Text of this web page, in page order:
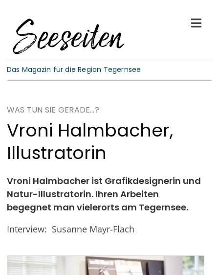
content
See-Leben
Gespräche
E-Paper
ABO
Das Magazin für die Region Tegernsee
WAS TUN SIE GERADE…?
Vroni Halmbacher,
Illustratorin
Vroni Halmbacher ist Grafikdesignerin und
Natur-Illustratorin. Ihren Arbeiten
begegnet man vielerorts am Tegernsee.
Interview: Susanne Mayr-Flach